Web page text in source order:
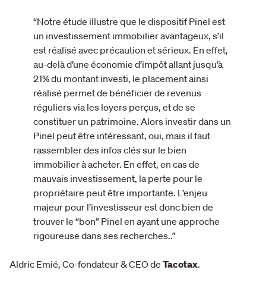
“Notre étude illustre que le dispositif Pinel est
un investissement immobilier avantageux, s’il
est réalisé avec précaution et sérieux. En effet,
au-delà d’une économie d’impôt allant jusqu’à
21% du montant investi, le placement ainsi
réalisé permet de bénéficier de revenus
réguliers via les loyers perçus, et de se
constituer un patrimoine. Alors investir dans un
Pinel peut être intéressant, oui, mais il faut
rassembler des infos clés sur le bien
immobilier à acheter. En effet, en cas de
mauvais investissement, la perte pour le
propriétaire peut être importante. L’enjeu
majeur pour l’investisseur est donc bien de
trouver le “bon” Pinel en ayant une approche
rigoureuse dans ses recherches..”
Aldric Emié, Co-fondateur & CEO de Tacotax.